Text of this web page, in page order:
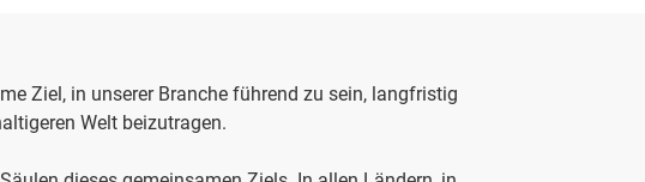
Ziel, in unserer Branche führend zu sein, langfristig
Welt beizutragen.